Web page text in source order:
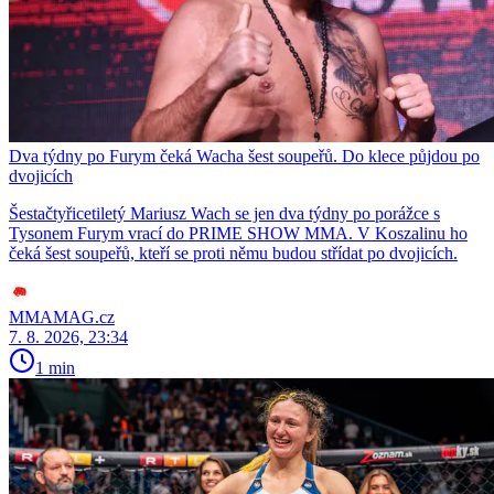
Dva týdny po Furym čeká Wacha šest soupeřů. Do klece půjdou po
dvojicích
Šestačtyřicetiletý Mariusz Wach se jen dva týdny po porážce s
Tysonem Furym vrací do PRIME SHOW MMA. V Koszalinu ho
čeká šest soupeřů, kteří se proti němu budou střídat po dvojicích.
MMAMAG.cz
7. 8. 2026, 23:34
1 min